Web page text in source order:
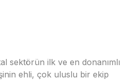
sektörün ilk ve en donanımlı
ehli, çok uluslu bir ekip